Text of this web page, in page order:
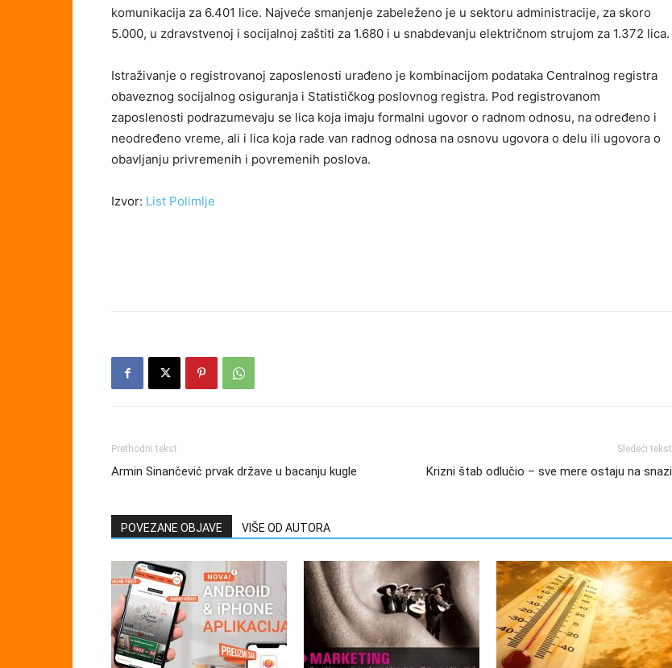
komunikacija za 6.401 lice. Najveće smanjenje zabeleženo je u sektoru administracije, za skoro
5.000, u zdravstvenoj i socijalnoj zaštiti za 1.680 i u snabdevanju električnom strujom za 1.372 lica.
Istraživanje o registrovanoj zaposlenosti urađeno je kombinacijom podataka Centralnog registra
obaveznog socijalnog osiguranja i Statističkog poslovnog registra. Pod registrovanom
zaposlenosti podrazumevaju se lica koja imaju formalni ugovor o radnom odnosu, na određeno i
neodređeno vreme, ali i lica koja rade van radnog odnosa na osnovu ugovora o delu ili ugovora o
obavljanju privremenih i povremenih poslova.
Izvor: List Polimlje
Prethodni tekst
Armin Sinančević prvak države u bacanju kugle
Sledeći tekst
Krizni štab odlučio – sve mere ostaju na snazi
POVEZANE OBJAVE VIŠE OD AUTORA